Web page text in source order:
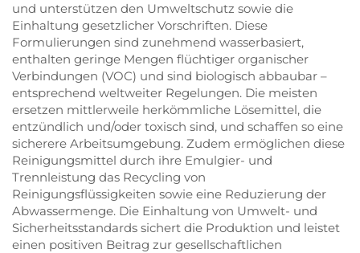
und unterstützen den Umweltschutz sowie die
Einhaltung gesetzlicher Vorschriften. Diese
Formulierungen sind zunehmend wasserbasiert,
enthalten geringe Mengen flüchtiger organischer
Verbindungen (VOC) und sind biologisch abbaubar –
entsprechend weltweiter Regelungen. Die meisten
ersetzen mittlerweile herkömmliche Lösemittel, die
entzündlich und/oder toxisch sind, und schaffen so eine
sicherere Arbeitsumgebung. Zudem ermöglichen diese
Reinigungsmittel durch ihre Emulgier- und
Trennleistung das Recycling von
Reinigungsflüssigkeiten sowie eine Reduzierung der
Abwassermenge. Die Einhaltung von Umwelt- und
Sicherheitsstandards sichert die Produktion und leistet
einen positiven Beitrag zur gesellschaftlichen